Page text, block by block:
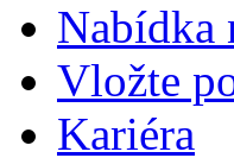
Nabídka
Vložte
Kariéra